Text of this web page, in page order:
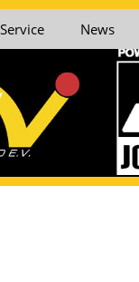
Service News